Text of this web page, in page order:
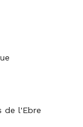
de l'Ebre